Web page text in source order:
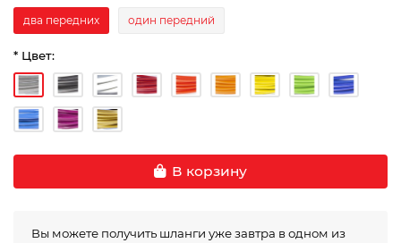
два передних один передний
* Цвет:
В корзину
Вы можете получить шланги уже завтра в одном из